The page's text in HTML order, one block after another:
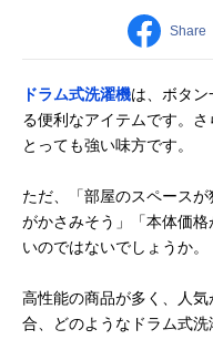
Share
ドラム式洗濯機は、ボタ
る便利なアイテムです。
とっても強い味方です。
ただ、「部屋のスペース
がかさみそう」「本体価
いのではないでしょうか。
高性能の商品が多く、人
合、どのようなドラム式洗